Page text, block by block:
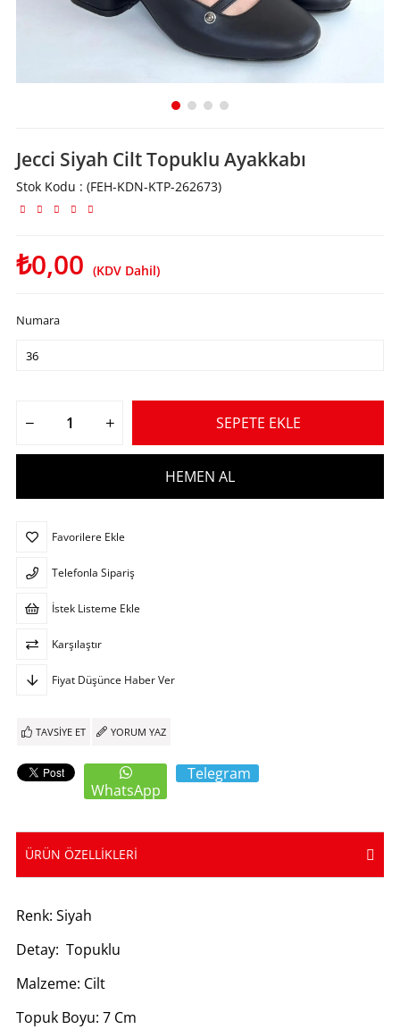
Jecci Siyah Cilt Topuklu Ayakkabı
Stok Kodu (FEH-KDN-KTP-262673)
₺0,00 (KDV Dahil)
Numara
Favorilere Ekle
Telefonla Sipariş
İstek Listeme Ekle
Karşılaştır
Fiyat Düşünce Haber Ver
TAVSIYE ET YORUM YAZ
WhatsApp
Telegram
ÜRÜN ÖZELLIKLERI
Renk: Siyah
Detay: Topuklu
Malzeme: Cilt
Topuk Boyu: 7 Cm